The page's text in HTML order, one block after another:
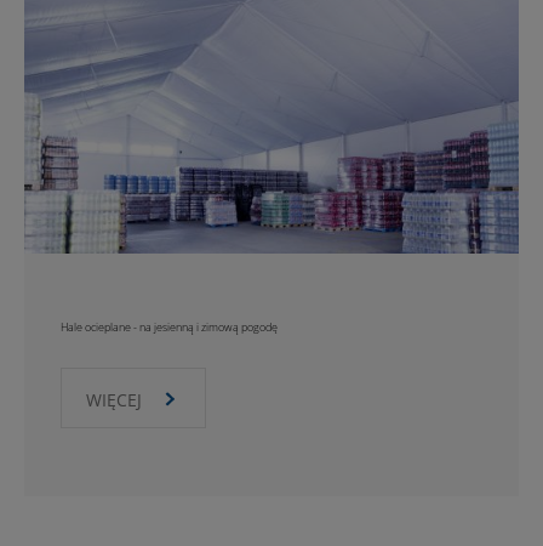
Hale ocieplane - na jesienną i zimową pogodę
WIĘCEJ